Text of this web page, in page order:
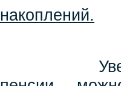
накоплений.